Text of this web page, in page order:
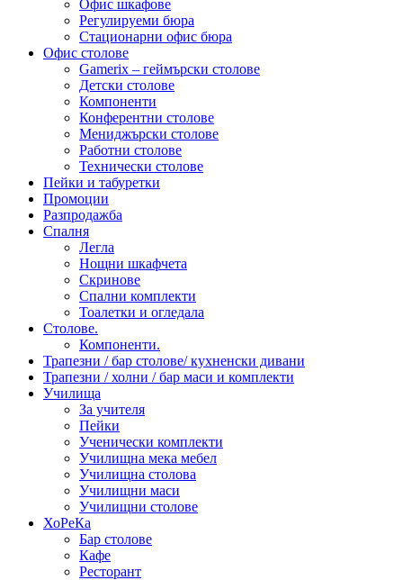
Офис шкафове
Регулируеми бюра
Стационарни офис бюра
Офис столове
Gamerix – геймърски столове
Детски столове
Компоненти
Конферентни столове
Мениджърски столове
Работни столове
Технически столове
Пейки и табуретки
Промоции
Разпродажба
Спалня
Легла
Нощни шкафчета
Скринове
Спални комплекти
Тоалетки и огледала
Столове.
Компоненти.
Трапезни / бар столове/ кухненски дивани
Трапезни / холни / бар маси и комплекти
Училища
За учителя
Пейки
Ученически комплекти
Училищна мека мебел
Училищна столова
Училищни маси
Училищни столове
ХоРеКа
Бар столове
Кафе
Ресторант